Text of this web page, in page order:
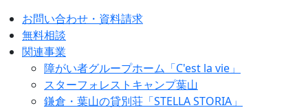
お問い合わせ・資料請求
無料相談
関連事業
障がい者グループホーム「C'est la vie」
スターフォレストキャンプ葉山
鎌倉・葉山の貸別荘「STELLA STORIA」